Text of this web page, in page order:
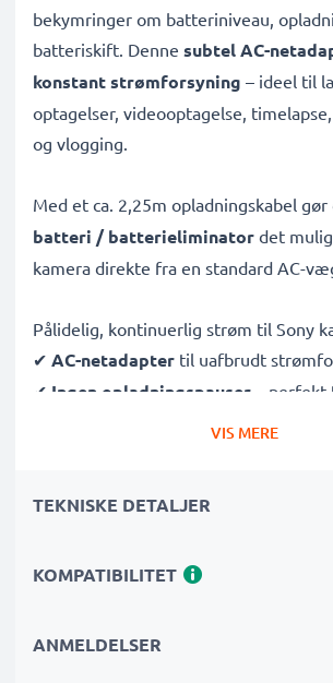
bekymringer om batteriniveau,
batteriskift. Denne subtel AC-
konstant strømforsyning – ideel til
optagelser, videooptagelse,
og vlogging.
Med et ca. 2,25m opladningskabel gør
batteri / batterieliminator det
kamera direkte fra en standard AC-
Pålidelig, kontinuerlig strøm til Sony
✔ AC-netadapter til uafbrudt
✔ Ingen opladningspauser –
dataoverførsel eller uafbrudt afspilning
✔Ideel til: Studieoptagelser, video
✔100 % kompatibelmed DSC-H1,
Sikker, holdbar konstruktion
VIS MERE
TEKNISKE DETALJER
KOMPATIBILITET
ANMELDELSER